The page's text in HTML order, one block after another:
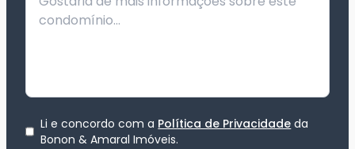
Li e concordo com a Política de Privacidade da
Bonon & Amaral Imóveis.